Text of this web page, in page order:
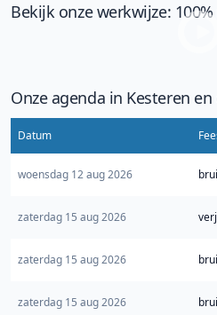
Bekijk onze werkwijze:
Onze agenda in Kesteren
Datum
woensdag 12 aug 2026
zaterdag 15 aug 2026
zaterdag 15 aug 2026
zaterdag 15 aug 2026